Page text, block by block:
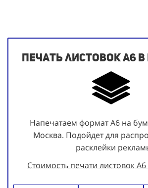
Печать листовок А6 в
Напечатаем формат А6 на
Москва. Подойдет для
расклейки
Стоимость печати листовок